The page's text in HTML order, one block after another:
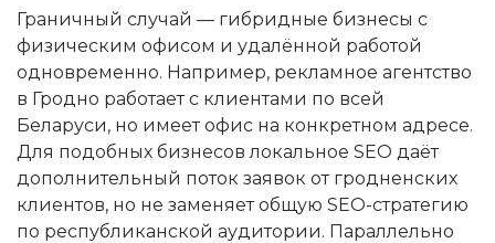
Граничный случай — гибридные бизнесы с
физическим офисом и удалённой работой
одновременно. Например, рекламное агентство
в Гродно работает с клиентами по всей
Беларуси, но имеет офис на конкретном адресе.
Для подобных бизнесов локальное SEO даёт
дополнительный поток заявок от гродненских
клиентов, но не заменяет общую SEO-стратегию
по республиканской аудитории. Параллельно